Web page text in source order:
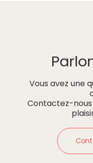
Vous avez une
Contactez-